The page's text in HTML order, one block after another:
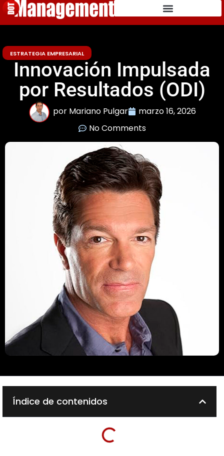
ESTRATEGIA EMPRESARIAL
Innovación Impulsada
por Resultados (ODI)
por Mariano Pulgar
marzo 16, 2026
No Comments
Índice de contenidos